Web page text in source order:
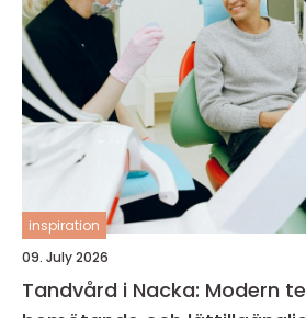
inspiration
09. July 2026
Tandvård i Nacka: Modern